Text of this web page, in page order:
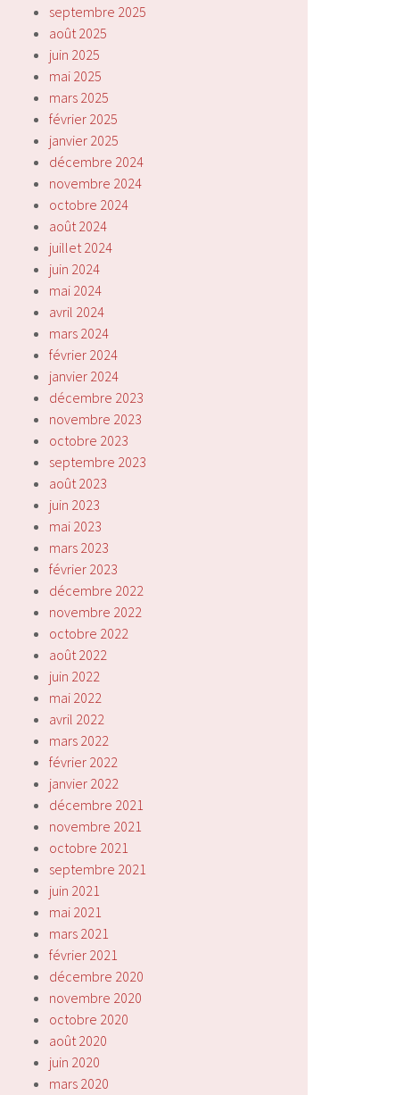
septembre 2025
août 2025
juin 2025
mai 2025
mars 2025
février 2025
janvier 2025
décembre 2024
novembre 2024
octobre 2024
août 2024
juillet 2024
juin 2024
mai 2024
avril 2024
mars 2024
février 2024
janvier 2024
décembre 2023
novembre 2023
octobre 2023
septembre 2023
août 2023
juin 2023
mai 2023
mars 2023
février 2023
décembre 2022
novembre 2022
octobre 2022
août 2022
juin 2022
mai 2022
avril 2022
mars 2022
février 2022
janvier 2022
décembre 2021
novembre 2021
octobre 2021
septembre 2021
juin 2021
mai 2021
mars 2021
février 2021
décembre 2020
novembre 2020
octobre 2020
août 2020
juin 2020
mars 2020